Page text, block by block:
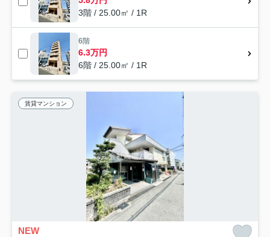
3階 / 25.00㎡ / 1R
6階
6.3万円
6階 / 25.00㎡ / 1R
賃貸マンション
NEW